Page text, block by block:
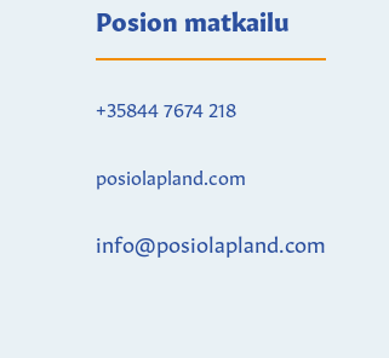
Posion matkailu
+35844 7674 218
posiolapland.com
info@posiolapland.com